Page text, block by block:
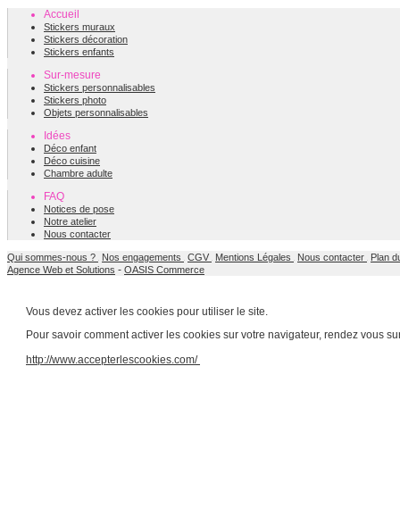
Accueil
Stickers muraux
Stickers décoration
Stickers enfants
Sur-mesure
Stickers personnalisables
Stickers photo
Objets personnalisables
Idées
Déco enfant
Déco cuisine
Chambre adulte
FAQ
Notices de pose
Notre atelier
Nous contacter
Qui sommes-nous ? Nos engagements CGV Mentions Légales Nous contacter
Plan
Agence Web et Solutions - OASIS Commerce
Vous devez activer les cookies pour utiliser le site.
Pour savoir comment activer les cookies sur votre navigateur, rendez vous
http://www.accepterlescookies.com/